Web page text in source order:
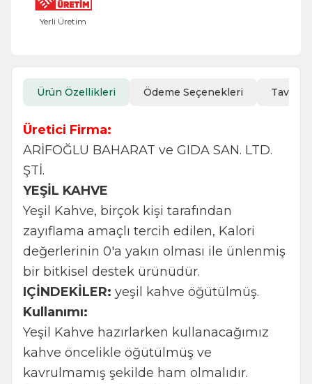
Yerli Üretim
Ürün Özellikleri Ödeme Seçenekleri Tavsiye
Üretici Firma:
ARİFOĞLU BAHARAT ve GIDA SAN. LTD.
ŞTİ.
YEŞİL KAHVE
Yeşil Kahve, birçok kişi tarafından
zayıflama amaçlı tercih edilen, Kalori
değerlerinin 0'a yakın olması ile ünlenmiş
bir bitkisel destek ürünüdür.
IÇİNDEKİLER: yeşil kahve öğütülmüş.
Kullanımı:
Yeşil Kahve hazırlarken kullanacağımız
kahve öncelikle öğütülmüş ve
kavrulmamış şekilde ham olmalıdır.